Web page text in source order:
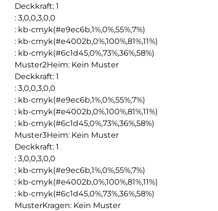
Deckkraft: 1
: 3,0,0,3,0,0
: kb-cmyk(#e9ec6b,1%,0%,55%,7%)
: kb-cmyk(#e4002b,0%,100%,81%,11%)
: kb-cmyk(#6c1d45,0%,73%,36%,58%)
Muster2Heim: Kein Muster
Deckkraft: 1
: 3,0,0,3,0,0
: kb-cmyk(#e9ec6b,1%,0%,55%,7%)
: kb-cmyk(#e4002b,0%,100%,81%,11%)
: kb-cmyk(#6c1d45,0%,73%,36%,58%)
Muster3Heim: Kein Muster
Deckkraft: 1
: 3,0,0,3,0,0
: kb-cmyk(#e9ec6b,1%,0%,55%,7%)
: kb-cmyk(#e4002b,0%,100%,81%,11%)
: kb-cmyk(#6c1d45,0%,73%,36%,58%)
MusterKragen: Kein Muster